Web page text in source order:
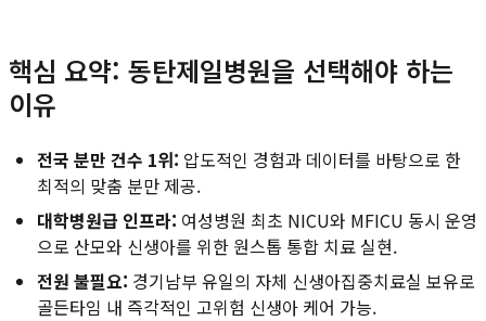
핵심 요약: 동탄제일병원을 선택해야 하는
이유
전국 분만 건수 1위: 압도적인 경험과 데이터를 바탕으로 한
최적의 맞춤 분만 제공.
대학병원급 인프라: 여성병원 최초 NICU와 MFICU 동시 운영
으로 산모와 신생아를 위한 원스톱 통합 치료 실현.
전원 불필요: 경기남부 유일의 자체 신생아집중치료실 보유로
골든타임 내 즉각적인 고위험 신생아 케어 가능.